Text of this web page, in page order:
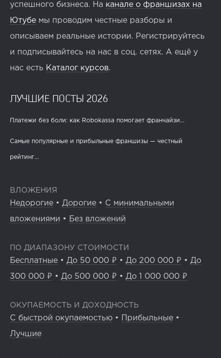
успешного бизнеса. На канале о франшизах на
Ютубе мы проводим честные разборы и
описываем реальные истории. Регистрируйтесь
и подписывайтесь на нас в соц. сетях. А ещё у
нас есть Каталог курсов.
ЛУЧШИЕ ПОСТЫ 2026
Платежи без боли: как Robokassa помогает франчайзи...
Самые популярные и прибыльные франшизы — честный
рейтинг...
ВЛОЖЕНИЯ
Недорогие • Дорогие • С минимальными
вложениями • Без вложений
ПО ДИАПАЗОНУ СТОИМОСТИ
Бесплатные • До 50 000 ₽ • До 200 000 ₽ • До
300 000 ₽ • До 500 000 ₽ • До 1 000 000 ₽
ОКУПАЕМОСТЬ И ДОХОДНОСТЬ
С быстрой окупаемостью • Прибыльные •
Лучшие